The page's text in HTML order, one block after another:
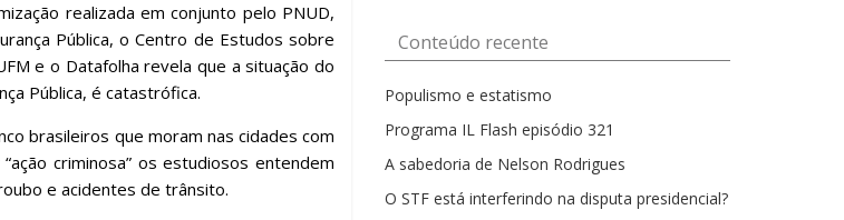
realizada em conjunto pelo PNUD,
Pública, o Centro de Estudos sobre
e o Datafolha revela que a situação do
Pública, é catastrófica.
brasileiros que moram nas cidades com
criminosa” os estudiosos entendem
e acidentes de trânsito.
Conteúdo recente
Populismo e estatismo
Programa IL Flash episódio 321
A sabedoria de Nelson Rodrigues
O STF está interferindo na disputa presidencial?